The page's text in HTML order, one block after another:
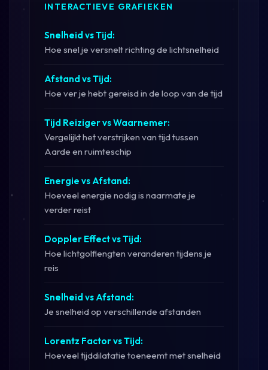
INTERACTIEVE GRAFIEKEN
Snelheid vs Tijd:
Hoe snel je versnelt richting de lichtsnelheid
Afstand vs Tijd:
Hoe ver je hebt gereisd in de loop van de tijd
Tijd Reiziger vs Waarnemer:
Vergelijkt het verstrijken van tijd tussen
Aarde en ruimteschip
Energie vs Afstand:
Hoeveel energie nodig is naarmate je
verder reist
Doppler Effect vs Tijd:
Hoe lichtgolflengten veranderen tijdens je
reis
Snelheid vs Afstand:
Je snelheid op verschillende afstanden
Lorentz Factor vs Tijd:
Hoeveel tijddilatatie toeneemt met snelheid